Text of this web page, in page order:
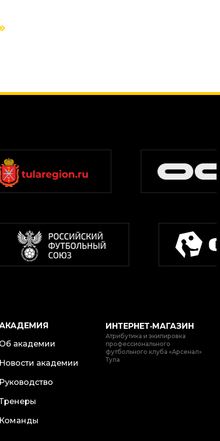
академии
академии
ИНТЕРНЕТ‑МАГАЗИН
Атрибутика и экипировка
профессионального
футбольного клуба «Арсенал»
Тула